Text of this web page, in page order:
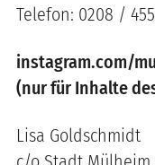
Telefon: 0208 /
instagram.com/
(nur für Inhalte
Lisa Goldschmidt